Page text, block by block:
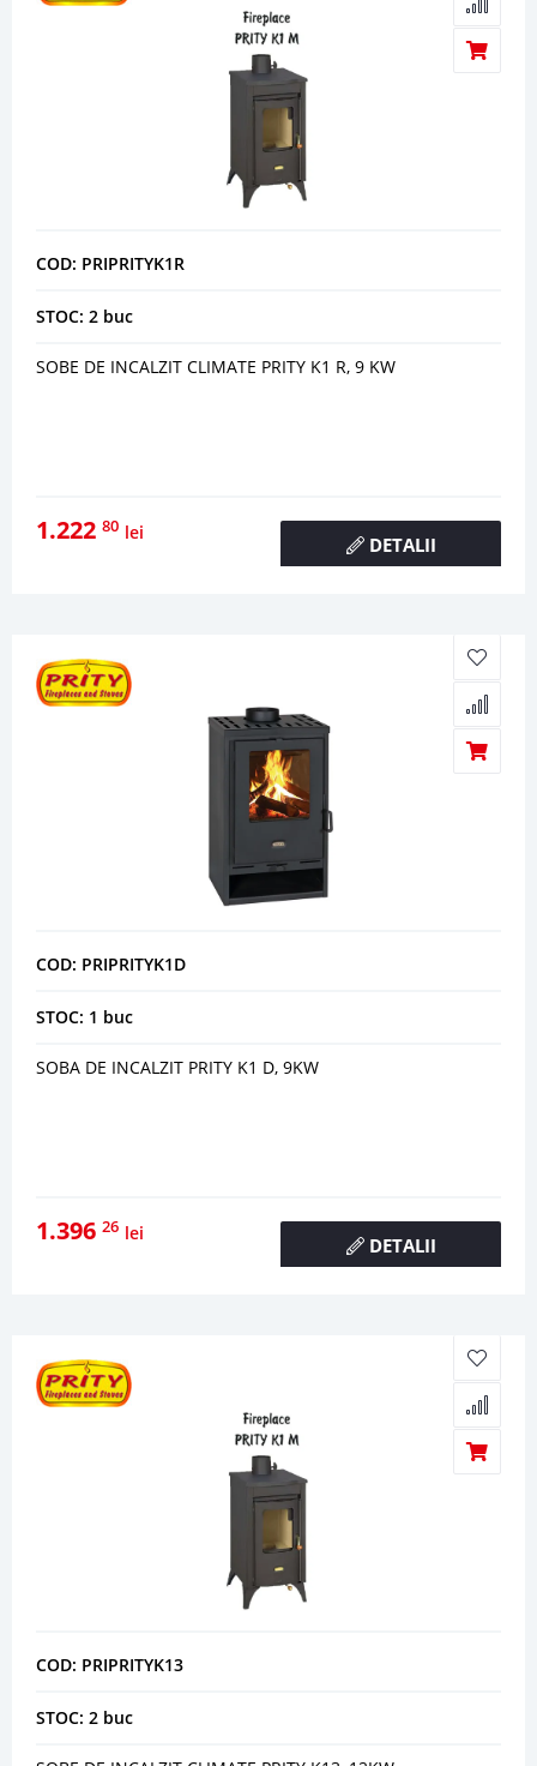
COD: PRIPRITYK1R
STOC: 2 buc
SOBE DE INCALZIT CLIMATE PRITY K1 R, 9 KW
1.222 80 lei
DETALII
COD: PRIPRITYK1D
STOC: 1 buc
SOBA DE INCALZIT PRITY K1 D, 9KW
1.396 26 lei
DETALII
COD: PRIPRITYK13
STOC: 2 buc